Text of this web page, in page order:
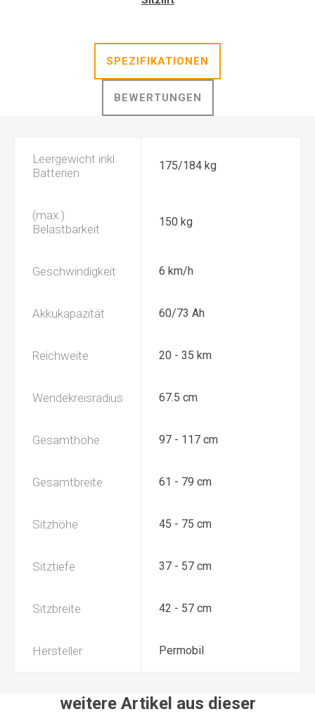
SPEZIFIKATIONEN
BEWERTUNGEN
Leergewicht inkl.
Batterien
175/184 kg
(max.)
Belastbarkeit
150 kg
Geschwindigkeit 6 km/h
Akkukapazität 60/73 Ah
Reichweite 20 - 35 km
Wendekreisradius 67.5 cm
Gesamthöhe 97 - 117 cm
Gesamtbreite 61 - 79 cm
Sitzhöhe 45 - 75 cm
Sitztiefe 37 - 57 cm
Sitzbreite 42 - 57 cm
Hersteller Permobil
weitere Artikel aus dieser